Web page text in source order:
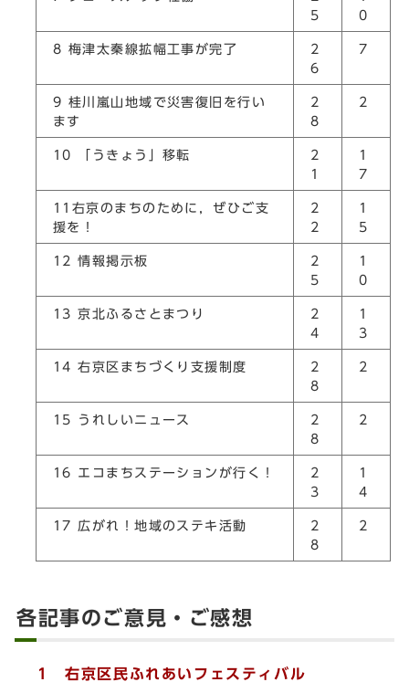
5
0
8 梅津太秦線拡幅工事が完了
2
6
7
9 桂川嵐山地域で災害復旧を行い
ます
2
8
2
10 「うきょう」移転
2
1
1
7
11 右京のまちのために，ぜひご支
援を！
2
2
1
5
12情報掲示板
2
5
1
0
13京北ふるさとまつり
2
4
1
3
14右京区まちづくり支援制度
2
8
2
15 うれしいニュース
2
8
2
16 エコまちステーションが行く！
2
3
1
4
17 広がれ！地域のステキ活動
2
8
2
各記事のご意見・ご感想
1 右京区民ふれあいフェスティバル